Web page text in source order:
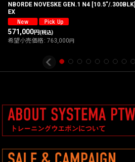
NBORDE NOVESKE GEN.1 N4 [10.5"/.300BLK]
EX
571,000円(税込)
希望小売価格 : 763,000 円